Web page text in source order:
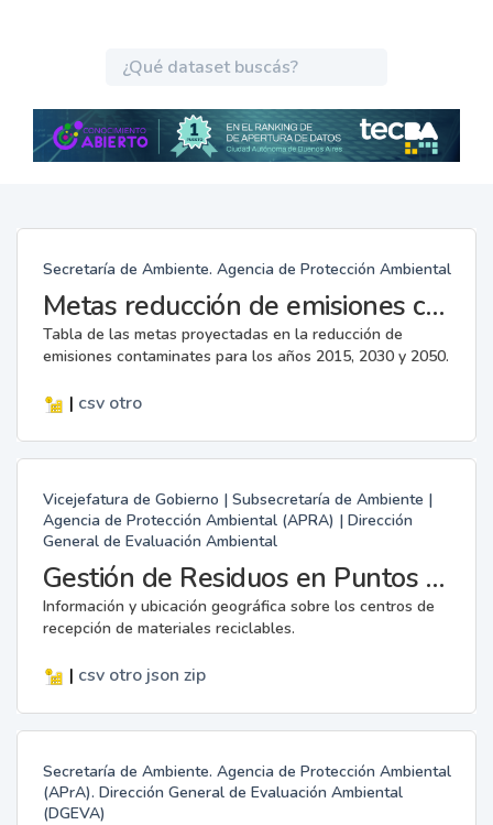
Secretaría de Ambiente. Agencia de Protección Ambiental
Metas reducción de emisiones contaminantes para el 2050
Tabla de las metas proyectadas en la reducción de
emisiones contaminates para los años 2015, 2030 y 2050.
| csv otro
Vicejefatura de Gobierno | Subsecretaría de Ambiente |
Agencia de Protección Ambiental (APRA) | Dirección
General de Evaluación Ambiental
Gestión de Residuos en Puntos Verdes
Información y ubicación geográfica sobre los centros de
recepción de materiales reciclables.
| csv otro json zip
Secretaría de Ambiente. Agencia de Protección Ambiental
(APrA). Dirección General de Evaluación Ambiental
(DGEVA)